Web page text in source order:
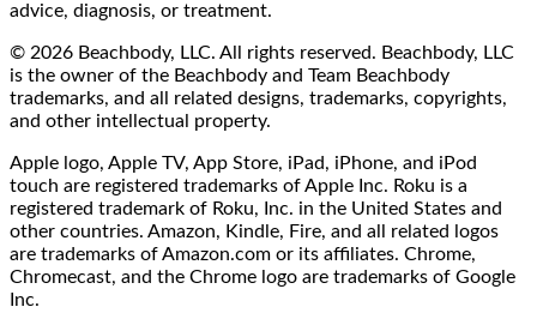
advice, diagnosis, or treatment.
© 2026 Beachbody, LLC. All rights reserved. Beachbody, LLC
is the owner of the Beachbody and Team Beachbody
trademarks, and all related designs, trademarks, copyrights,
and other intellectual property.
Apple logo, Apple TV, App Store, iPad, iPhone, and iPod
touch are registered trademarks of Apple Inc. Roku is a
registered trademark of Roku, Inc. in the United States and
other countries. Amazon, Kindle, Fire, and all related logos
are trademarks of Amazon.com or its affiliates. Chrome,
Chromecast, and the Chrome logo are trademarks of Google
Inc.